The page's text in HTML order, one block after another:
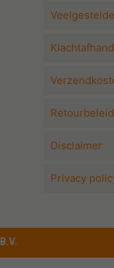
Retourbeleid
Disclaimer
Privacy